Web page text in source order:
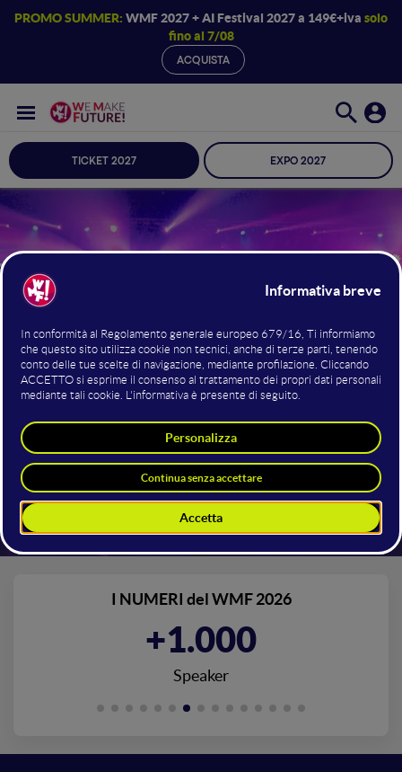
PROMO SUMMER: WMF 2027 + AI Festival 2027 a 149€+iva solo
fino al 7/08
ACQUISTA
TICKET 2027 EXPO 2027
redattori
10 · 11 · 12 GIUGNO 2027 /BOLOGNAFIERE
Accedi con Full Ticket
I NUMERI del WMF 2026
+1.000
Speaker